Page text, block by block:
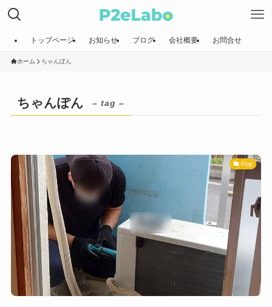
トップページ お知らせ ブログ 会社概要 お問合せ
ホーム ちゃんぽん
ちゃんぽん – tag –
blog